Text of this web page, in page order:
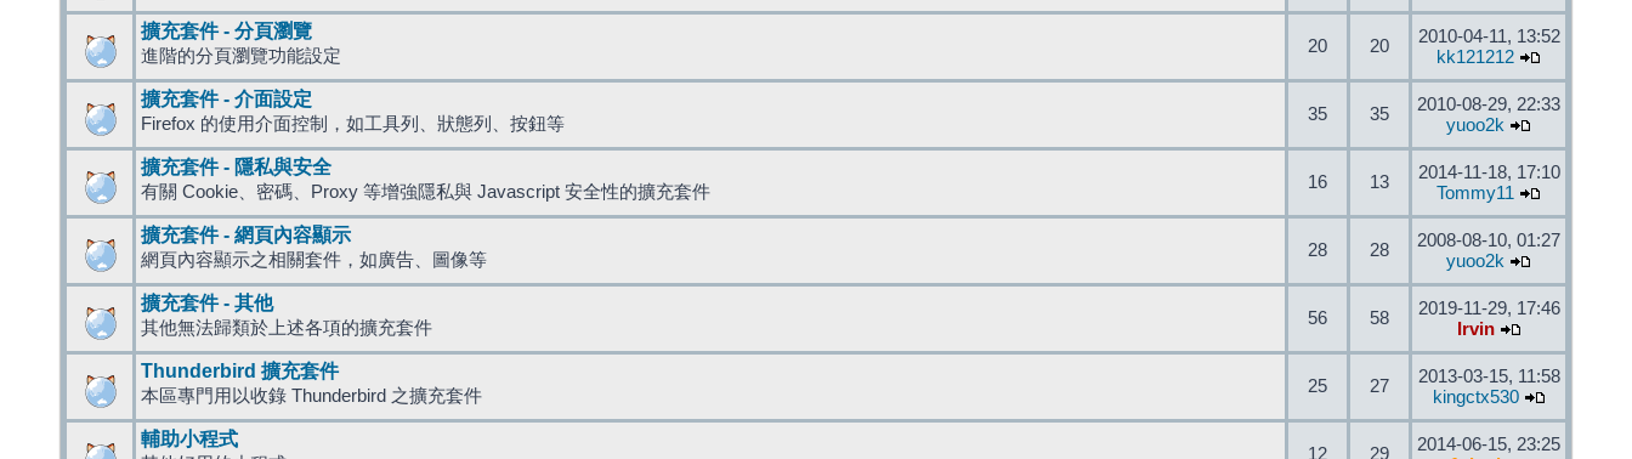
擴充套件 - 分頁瀏覽
進階的分頁瀏覽功能設定 20 20
2010-04-11, 13:52
kk121212
擴充套件 - 介面設定
Firefox 的使用介面控制，如工具列、狀態列、按鈕等 35 35
2010-08-29, 22:33
yuoo2k
擴充套件 - 隱私與安全
有關 Cookie、密碼、Proxy 等增強隱私與 Javascript 安全性的擴充套件 16 13
2014-11-18, 17:10
Tommy11
擴充套件 - 網頁內容顯示
網頁內容顯示之相關套件，如廣告、圖像等 28 28
2008-08-10, 01:27
yuoo2k
擴充套件 - 其他
其他無法歸類於上述各項的擴充套件 56 58
2019-11-29, 17:46
Irvin
Thunderbird 擴充套件
本區專門用以收錄 Thunderbird 之擴充套件 25 27
2013-03-15, 11:58
kingctx530
輔助小程式
12 29
2014-06-15, 23:25